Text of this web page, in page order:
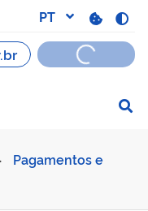
Pagamentos e